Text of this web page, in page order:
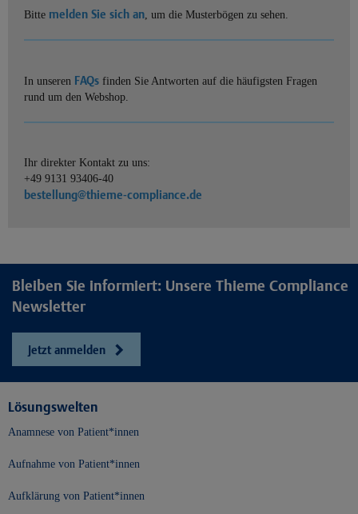
Bitte melden Sie sich an, um die Musterbögen zu sehen.
In unseren FAQs finden Sie Antworten auf die häufigsten Fragen
rund um den Webshop.
Ihr direkter Kontakt zu uns:
+49 9131 93406-40
bestellung@thieme-compliance.de
Bleiben Sie informiert: Unsere Thieme Compliance
Newsletter
Jetzt anmelden
Lösungswelten
Anamnese von Patient*innen
Aufnahme von Patient*innen
Aufklärung von Patient*innen